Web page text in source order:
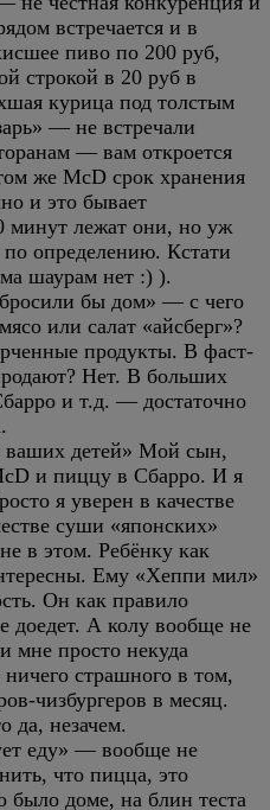
встречается и в
пиво по 200 руб,
строкой в 20 руб в
курица под толстым
— не встречали
— вам откроется
же McD срок хранения
и это бывает
минут лежат они, но уж
определению. Кстати
шаурам нет :) ).
бы дом» — с чего
или салат «айсберг»?
продукты. В фаст-
Нет. В больших
и т.д. — достаточно
ваших детей» Мой сын,
и пиццу в Сбарро. И я
я уверен в качестве
суши «японских»
в этом. Ребёнку как
Ему «Хеппи мил»
Он как правило
доедет. А колу вообще не
мне просто некуда
страшного в том,
чизбургеров в месяц.
да, незачем.
еду» — вообще не
что пицца, это
было доме, на блин теста